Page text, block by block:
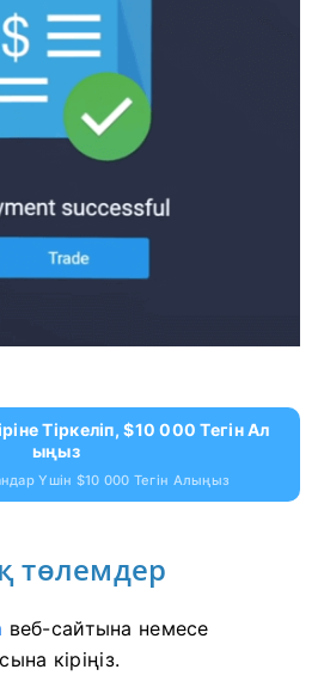
Тіркеліп, $10 000 Тегін Ал
Ыңыз
Үшін $10 000 Тегін Алыңыз
төлемдер
веб-сайтына немесе
кіріңіз.